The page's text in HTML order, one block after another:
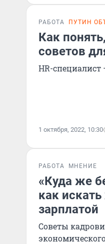
РАБОТА ПУТИН
Как
советов
HR-специалист
1 октября, 2022, 10:30
РАБОТА МНЕНИЕ
«Куда же
как
зарплатой
Советы